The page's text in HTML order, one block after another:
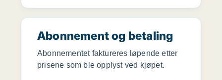
Abonnement og betaling
Abonnementet faktureres løpende etter
prisene som ble opplyst ved kjøpet.